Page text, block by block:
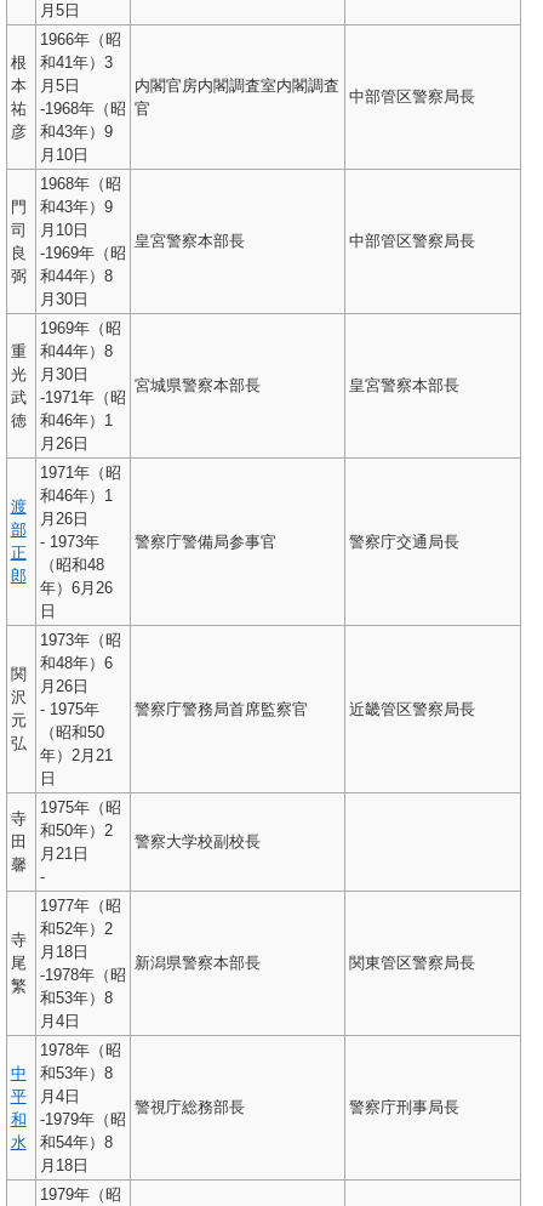
月5日
根
本
祐
彦
1966年（昭
和41年）3
月5日
-1968年（昭
和43年）9
月10日
内閣官房内閣調査室内閣調査
官
中部管区警察局長
門
司
良
弼
1968年（昭
和43年）9
月10日
-1969年（昭
和44年）8
月30日
皇宮警察本部長 中部管区警察局長
重
光
武
徳
1969年（昭
和44年）8
月30日
-1971年（昭
和46年）1
月26日
宮城県警察本部長 皇宮警察本部長
渡
部
正
郎
1971年（昭
和46年）1
月26日
- 1973年
（昭和48
年）6月26
日
警察庁警備局参事官 警察庁交通局長
関
沢
元
弘
1973年（昭
和48年）6
月26日
- 1975年
（昭和50
年）2月21
日
警察庁警務局首席監察官 近畿管区警察局長
寺
田
馨
1975年（昭
和50年）2
月21日
-
警察大学校副校長
寺
尾
繁
1977年（昭
和52年）2
月18日
-1978年（昭
和53年）8
月4日
新潟県警察本部長 関東管区警察局長
中
平
和
水
1978年（昭
和53年）8
月4日
-1979年（昭
和54年）8
月18日
警視庁総務部長 警察庁刑事局長
1979年（昭